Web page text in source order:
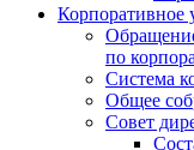
Корпоративное
по
Система
Общее
Совет